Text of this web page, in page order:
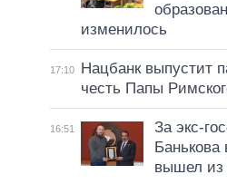
изменилось
17:10
Нацбанк выпустит
честь Папы
16:51
За экс-
Банькова
вышел